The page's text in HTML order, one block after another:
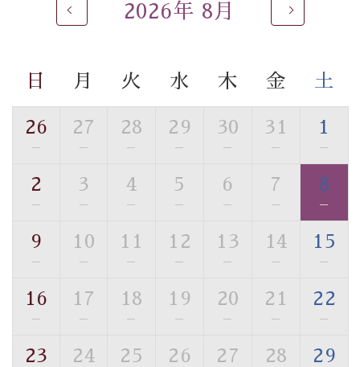
■内容&特典■
・諏訪大社4社を巡る無料参拝バス（事前予約制）
・館内着をご用意
・就寝用パジャマをご用意
・環境に配慮したアメニティをご用意
・駐車場完備
・チェックイン15時、チェックアウト10時
【お食事】
・朝夕個室料亭で個室食
・夕食は地産地消の創作和会席 美湖膳（二十四節気と
いう昔の暦による料理表現）
2026年 8月
日 月 火 水 木 金 土
26
—
27
—
28
—
29
—
30
—
31
—
1
—
2
—
3
—
4
—
5
—
6
—
7
—
8
—
9
—
10
—
11
—
12
—
13
—
14
—
15
—
16
—
17
—
18
—
19
—
20
—
21
—
22
—
23 24 25 26 27 28 29